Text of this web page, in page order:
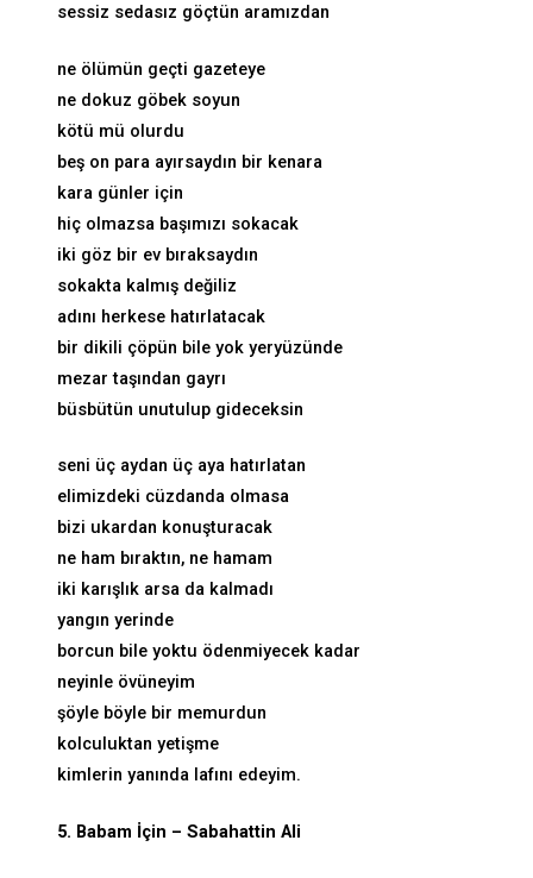
sessiz sedasız göçtün aramızdan
ne ölümün geçti gazeteye
ne dokuz göbek soyun
kötü mü olurdu
beş on para ayırsaydın bir kenara
kara günler için
hiç olmazsa başımızı sokacak
iki göz bir ev bıraksaydın
sokakta kalmış değiliz
adını herkese hatırlatacak
bir dikili çöpün bile yok yeryüzünde
mezar taşından gayrı
büsbütün unutulup gideceksin
seni üç aydan üç aya hatırlatan
elimizdeki cüzdanda olmasa
bizi ukardan konuşturacak
ne ham bıraktın, ne hamam
iki karışlık arsa da kalmadı
yangın yerinde
borcun bile yoktu ödenmiyecek kadar
neyinle övüneyim
şöyle böyle bir memurdun
kolculuktan yetişme
kimlerin yanında lafını edeyim.
5. Babam İçin – Sabahattin Ali